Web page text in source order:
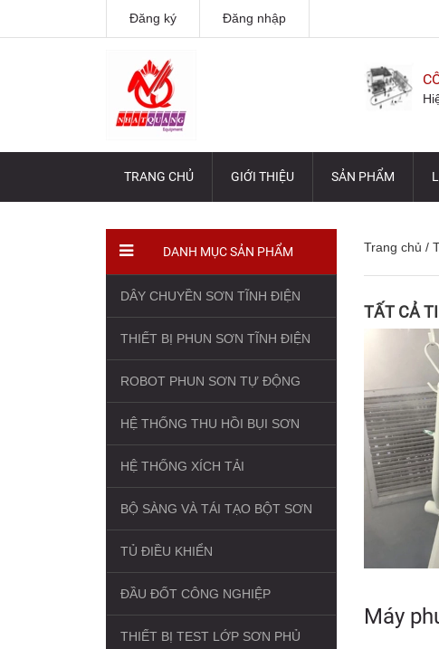
Đăng ký Đăng nhập
TRANG CHỦ GIỚI THIỆU SẢN PHẨM
Trang chủ /
TẤT CẢ
Máy
DANH MỤC SẢN PHẨM
DÂY CHUYỀN SƠN TĨNH ĐIỆN
THIẾT BỊ PHUN SƠN TĨNH ĐIỆN
ROBOT PHUN SƠN TỰ ĐỘNG
HỆ THỐNG THU HỒI BỤI SƠN
HỆ THỐNG XÍCH TẢI
BỘ SÀNG VÀ TÁI TẠO BỘT SƠN
TỦ ĐIỀU KHIỂN
ĐẦU ĐỐT CÔNG NGHIỆP
THIẾT BỊ TEST LỚP SƠN PHỦ